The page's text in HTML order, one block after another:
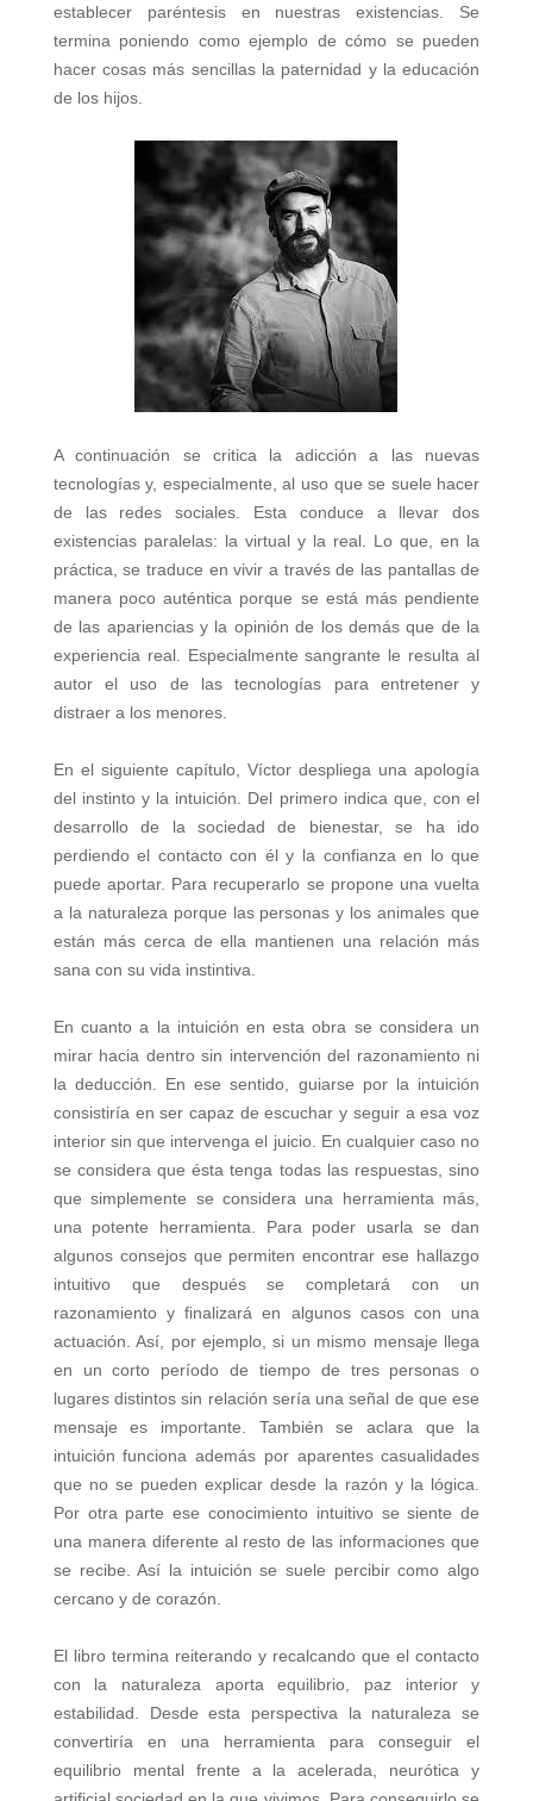
establecer paréntesis en nuestras existencias. Se
termina poniendo como ejemplo de cómo se pueden
hacer cosas más sencillas la paternidad y la educación
de los hijos.
A continuación se critica la adicción a las nuevas
tecnologías y, especialmente, al uso que se suele hacer
de las redes sociales. Esta conduce a llevar dos
existencias paralelas: la virtual y la real. Lo que, en la
práctica, se traduce en vivir a través de las pantallas de
manera poco auténtica porque se está más pendiente
de las apariencias y la opinión de los demás que de la
experiencia real. Especialmente sangrante le resulta al
autor el uso de las tecnologías para entretener y
distraer a los menores.
En el siguiente capítulo, Víctor despliega una apología
del instinto y la intuición. Del primero indica que, con el
desarrollo de la sociedad de bienestar, se ha ido
perdiendo el contacto con él y la confianza en lo que
puede aportar. Para recuperarlo se propone una vuelta
a la naturaleza porque las personas y los animales que
están más cerca de ella mantienen una relación más
sana con su vida instintiva.
En cuanto a la intuición en esta obra se considera un
mirar hacia dentro sin intervención del razonamiento ni
la deducción. En ese sentido, guiarse por la intuición
consistiría en ser capaz de escuchar y seguir a esa voz
interior sin que intervenga el juicio. En cualquier caso no
se considera que ésta tenga todas las respuestas, sino
que simplemente se considera una herramienta más,
una potente herramienta. Para poder usarla se dan
algunos consejos que permiten encontrar ese hallazgo
intuitivo que después se completará con un
razonamiento y finalizará en algunos casos con una
actuación. Así, por ejemplo, si un mismo mensaje llega
en un corto período de tiempo de tres personas o
lugares distintos sin relación sería una señal de que ese
mensaje es importante. También se aclara que la
intuición funciona además por aparentes casualidades
que no se pueden explicar desde la razón y la lógica.
Por otra parte ese conocimiento intuitivo se siente de
una manera diferente al resto de las informaciones que
se recibe. Así la intuición se suele percibir como algo
cercano y de corazón.
El libro termina reiterando y recalcando que el contacto
con la naturaleza aporta equilibrio, paz interior y
estabilidad. Desde esta perspectiva la naturaleza se
convertiría en una herramienta para conseguir el
equilibrio mental frente a la acelerada, neurótica y